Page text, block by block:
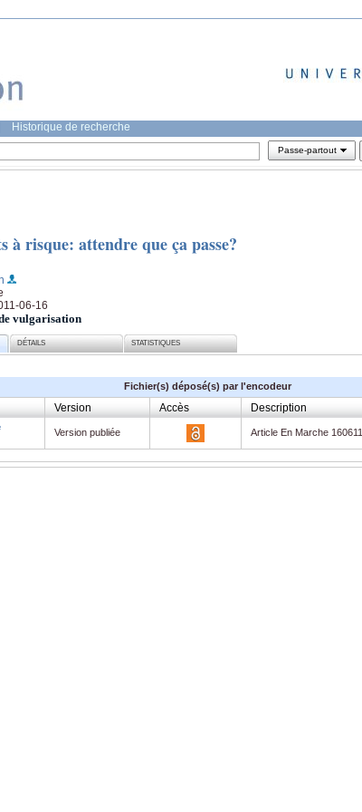
Historique de recherche
Passe-partout
à risque: attendre que ça passe?
06-16
vulgarisation
DÉTAILS STATISTIQUES
Fichier(s) déposé(s) par l'encodeur
Version Accès Description
Version publiée Article En Marche 160611